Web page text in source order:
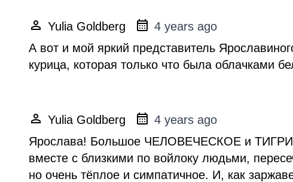
Yulia Goldberg
4 years ago
А вот и мой яркий представитель
курица, которая только что была
Yulia Goldberg
4 years ago
Ярослава! Большое ЧЕЛОВЕЧЕСКОЕ и
вместе с близкими по войлоку людьми,
но очень тёплое и симпатичное. И, как